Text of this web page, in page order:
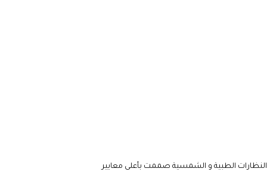
الطبية و الشمسية صممت بأعلى معايير